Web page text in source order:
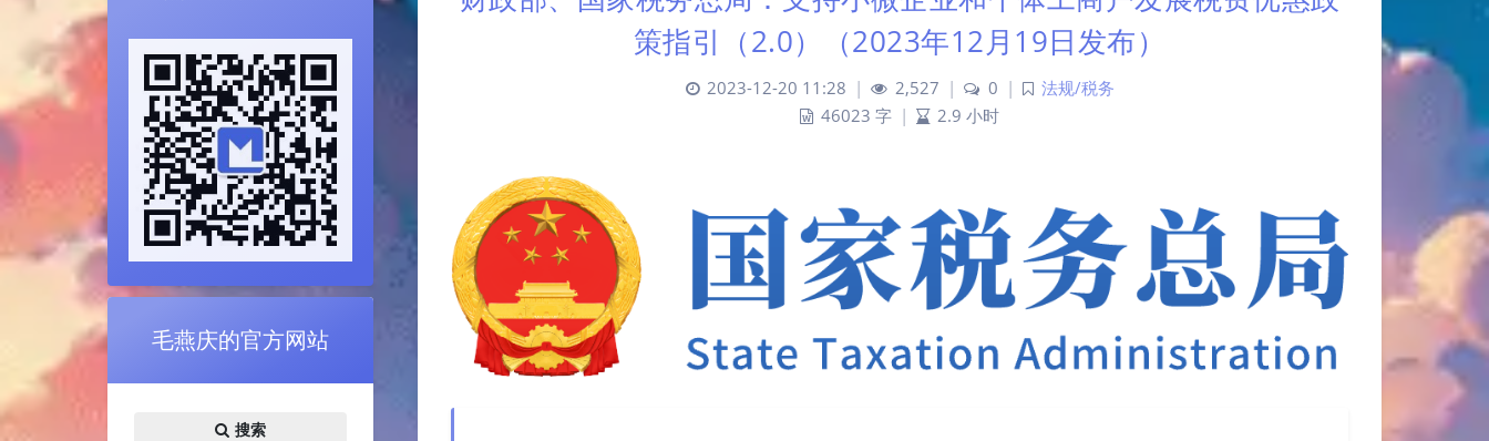
毛燕庆的官方网站
搜索
策指引（2.0）（2023年12月19日发布）
2023-12-20 11:28 | 2,527 | 0 |
法规/税务
46023 字 | 2.9 小时